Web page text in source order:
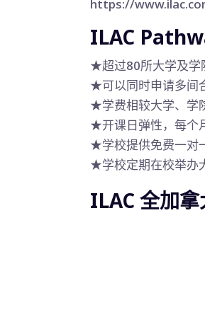
https://
ILAC
★超过80所大学及学
★可以同时申请多间
★学费相较大学、学
★开课日弹性，每个
★学校提供免费一对
★学校定期在校举办
ILAC 全加拿